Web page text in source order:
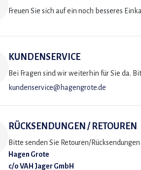
Freuen Sie sich auf ein noch besseres
KUNDENSERVICE
Bei Fragen sind wir weiterhin für Sie da.
kundenservice@hagengrote.de
RÜCKSENDUNGEN / RETOUREN
Bitte senden Sie Retouren/
Hagen Grote
c/o VAH Jager GmbH